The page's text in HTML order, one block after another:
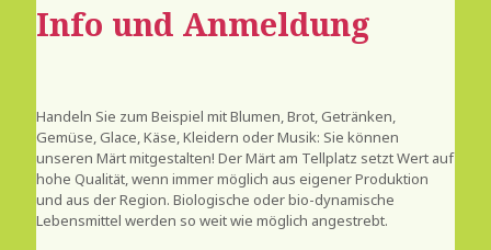
Info und Anmeldung
Handeln Sie zum Beispiel mit Blumen, Brot, Getränken,
Gemüse, Glace, Käse, Kleidern oder Musik: Sie können
unseren Märt mitgestalten! Der Märt am Tellplatz setzt Wert auf
hohe Qualität, wenn immer möglich aus eigener Produktion
und aus der Region. Biologische oder bio-dynamische
Lebensmittel werden so weit wie möglich angestrebt.